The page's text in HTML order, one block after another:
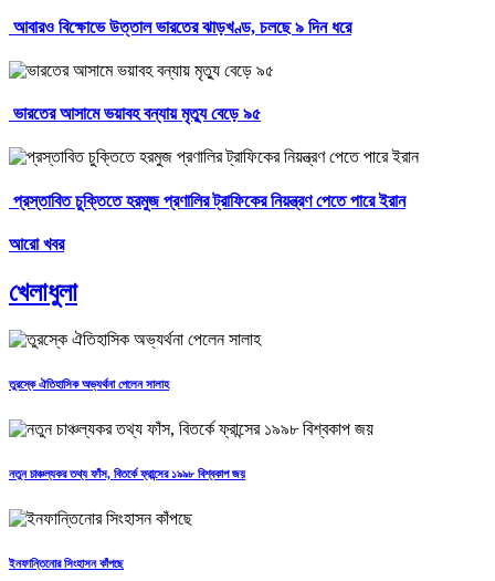
আবারও বিক্ষোভে উত্তাল ভারতের ঝাড়খণ্ড, চলছে ৯ দিন ধরে
ভারতের আসামে ভয়াবহ বন্যায় মৃত্যু বেড়ে ৯৫
প্রস্তাবিত চুক্তিতে হরমুজ প্রণালির ট্রাফিকের নিয়ন্ত্রণ পেতে পারে ইরান
আরো খবর
খেলাধুলা
তুরস্কে ঐতিহাসিক অভ্যর্থনা পেলেন সালাহ
নতুন চাঞ্চল্যকর তথ্য ফাঁস, বিতর্কে ফ্রান্সের ১৯৯৮ বিশ্বকাপ জয়
ইনফান্তিনোর সিংহাসন কাঁপছে